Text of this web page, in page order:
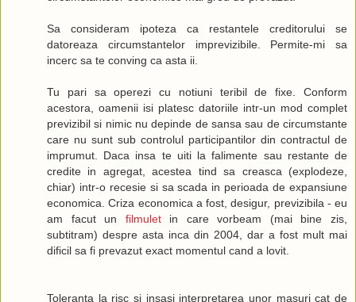
Sa consideram ipoteza ca restantele creditorului se
datoreaza circumstantelor imprevizibile. Permite-mi sa
incerc sa te conving ca asta ii.
Tu pari sa operezi cu notiuni teribil de fixe. Conform
acestora, oamenii isi platesc datoriile intr-un mod complet
previzibil si nimic nu depinde de sansa sau de circumstante
care nu sunt sub controlul participantilor din contractul de
imprumut. Daca insa te uiti la falimente sau restante de
credite in agregat, acestea tind sa creasca (explodeze,
chiar) intr-o recesie si sa scada in perioada de expansiune
economica. Criza economica a fost, desigur, previzibila - eu
am facut un filmuletin care vorbeam (mai bine zis,
subtitram) despre asta inca din 2004, dar a fost mult mai
dificil sa fi prevazut exact momentul cand a lovit.
Toleranta la risc si insasi interpretarea unor masuri cat de